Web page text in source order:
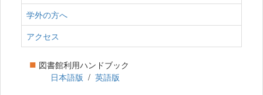
学外の方へ
アクセス
■ 図書館利用ハンドブック
日本語版 / 英語版